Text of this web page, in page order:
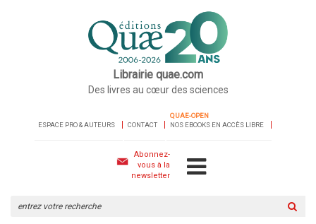
Librairie quae.com
Des livres au cœur des sciences
ESPACE PRO & AUTEURS CONTACT
QUAE-OPEN
NOS EBOOKS EN ACCÈS LIBRE
Abonnez-
vous à la
newsletter